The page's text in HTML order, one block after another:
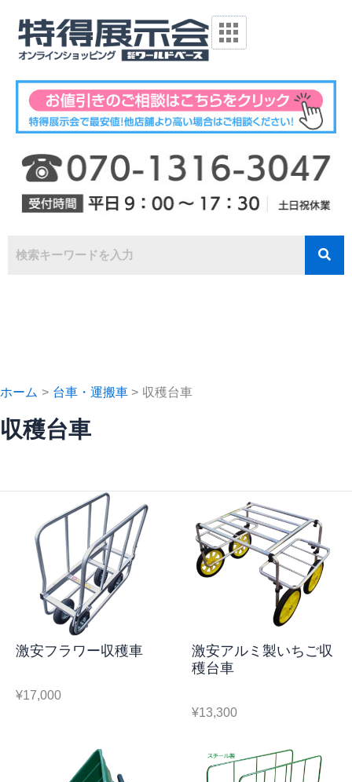
ホーム 台車・運搬車 収穫台車
収穫台車
激安フラワー収穫車
¥17,000
激安アルミ製いちご収
穫台車
¥13,300